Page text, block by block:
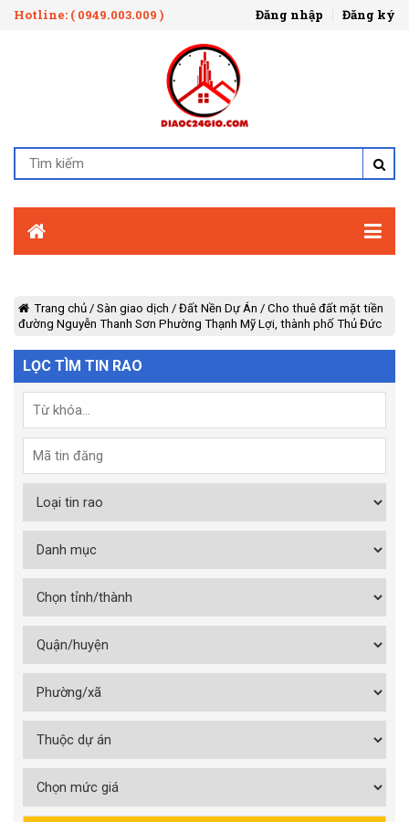
Hotline: ( 0949.003.009 ) Đăng nhập Đăng ký
Trang chủ / Sàn giao dịch / Đất Nền Dự Án / Cho thuê đất mặt tiền
đường Nguyễn Thanh Sơn Phường Thạnh Mỹ Lợi, thành phố Thủ Đức
LỌC TÌM TIN RAO